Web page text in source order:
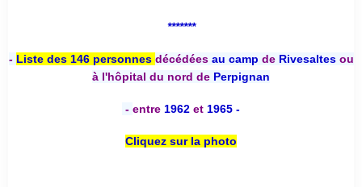
*******
- Liste des 146 personnes décédées au camp deRivesaltesou
à l'hôpital du nord de Perpignan
- entre 1962 et 1965 -
Cliquez sur la photo